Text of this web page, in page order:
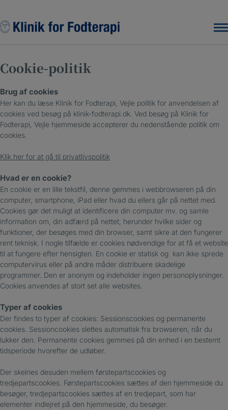
indholdet
Cookie-politik
Brug af cookies
Her kan du læse Klinik for Fodterapi, Vejle politik for anvendelsen af
cookies ved besøg på klinik-fodterapi.dk. Ved besøg på Klinik for
Fodterapi, Vejle hjemmeside accepterer du nedenstående politik om
cookies.
Klik her for at gå til privatlivspolitik
Hvad er en cookie?
En cookie er en lille tekstfil, denne gemmes i webbrowseren på din
computer, smartphone, iPad eller hvad du ellers går på nettet med.
Cookies gør det muligt at identificere din computer mv. og samle
information om, din adfærd på nettet, herunder hvilke sider og
funktioner, der besøges med din browser, samt sikre at den fungerer
rent teknisk. I nogle tilfælde er cookies nødvendige for at få et website
til at fungere efter hensigten. En cookie er statisk og kan ikke sprede
computervirus eller på andre måder distribuere skadelige
programmer. Den er anonym og indeholder ingen personoplysninger.
Cookies anvendes af stort set alle websites.
Typer af cookies
Der findes to typer af cookies: Sessionscookies og permanente
cookies. Sessioncookies slettes automatisk fra browseren, når du
lukker den. Permanente cookies gemmes på din enhed i en bestemt
tidsperiode hvorefter de udløber.
Der skelnes desuden mellem førstepartscookies og
tredjepartscookies. Førstepartscookies sættes af den hjemmeside du
besøger, tredjepartscookies sættes af en tredjepart, som har
elementer indlejret på den hjemmeside, du besøger.